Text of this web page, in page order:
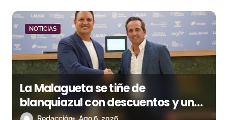
NOTICIAS
La Malagueta se tiñe de
blanquiazul con descuentos y una
corrida homenaje al Málaga CF
Redacción Ago 6, 2026